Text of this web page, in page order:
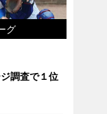
グ
調査で１位